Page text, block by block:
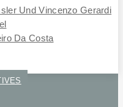
Und Vincenzo Gerardi
Da Costa